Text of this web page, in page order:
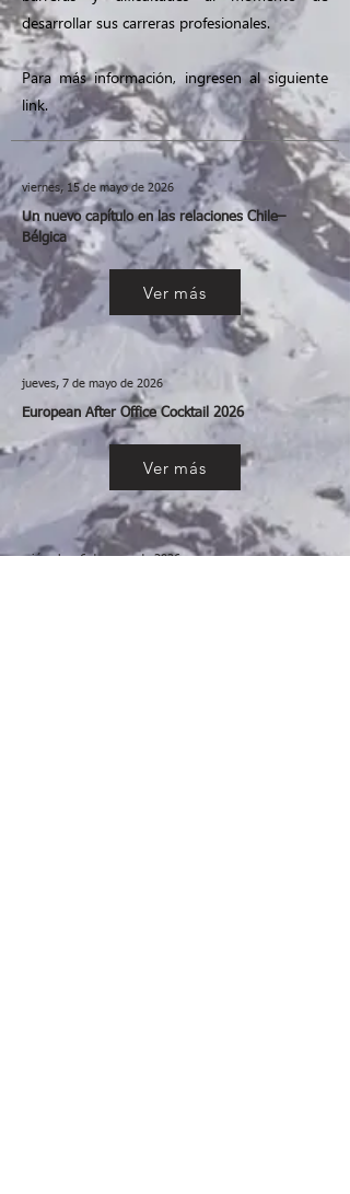
desarrollar sus carreras profesionales.
Para más información, ingresen al siguiente
link.
viernes, 15 de mayo de 2026
Un nuevo capítulo en las relaciones Chile–
Bélgica
Ver más
jueves, 7 de mayo de 2026
European After Office Cocktail 2026
Ver más
miércoles, 6 de mayo de 2026